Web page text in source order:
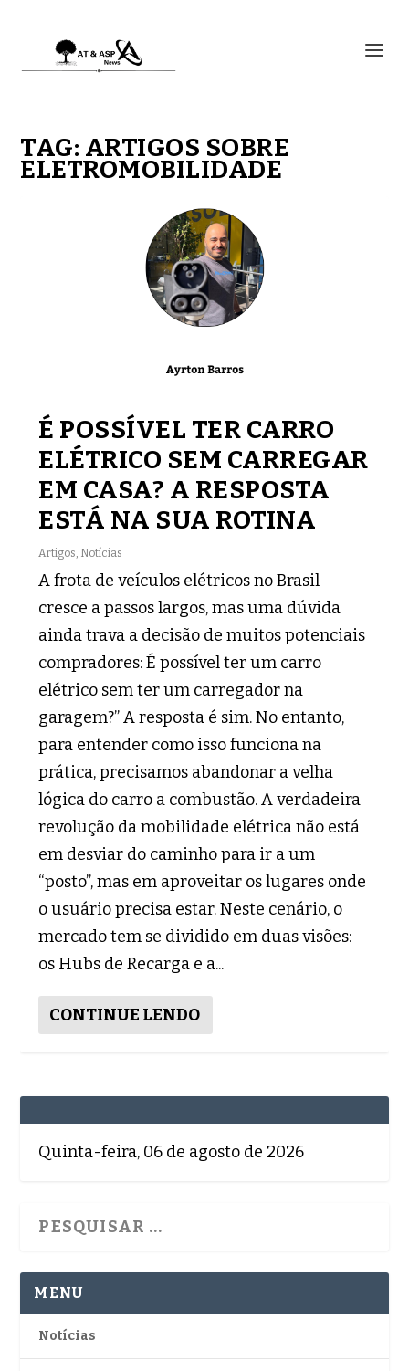
TAG: ARTIGOS SOBRE
ELETROMOBILIDADE
É POSSÍVEL TER CARRO
ELÉTRICO SEM CARREGAR
EM CASA? A RESPOSTA
ESTÁ NA SUA ROTINA
Artigos Notícias
A frota de veículos elétricos no Brasil
cresce a passos largos, mas uma dúvida
ainda trava a decisão de muitos potenciais
compradores: É possível ter um carro
elétrico sem ter um carregador na
garagem?” A resposta é sim. No entanto,
para entender como isso funciona na
prática, precisamos abandonar a velha
lógica do carro a combustão. A verdadeira
revolução da mobilidade elétrica não está
em desviar do caminho para ir a um
“posto”, mas em aproveitar os lugares onde
o usuário precisa estar. Neste cenário, o
mercado tem se dividido em duas visões:
os Hubs de Recarga e a...
CONTINUE LENDO
Quinta-feira, 06 de agosto de 2026
MENU
Notícias